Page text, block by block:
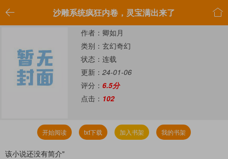
 沙雕系统疯狂内卷，灵宝满出来了 
作者：卿如月
类别：玄幻奇幻
状态：连载
更新：24-01-06
评分：6.5分
点击： 102
开始阅读 txt下载 加入书架 我的书架
该小说还没有简介"